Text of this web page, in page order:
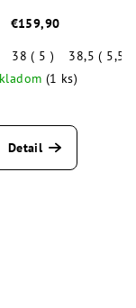
40 ( 6,5 )
40,5 (
€159,90
38 ( 5 )
38,5 ( 5,5 )
(1 ks)
Detail